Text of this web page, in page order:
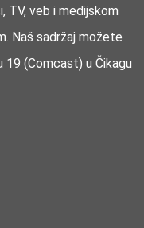
TV, veb i medijskom
Naš sadržaj možete
(Comcast) u Čikagu